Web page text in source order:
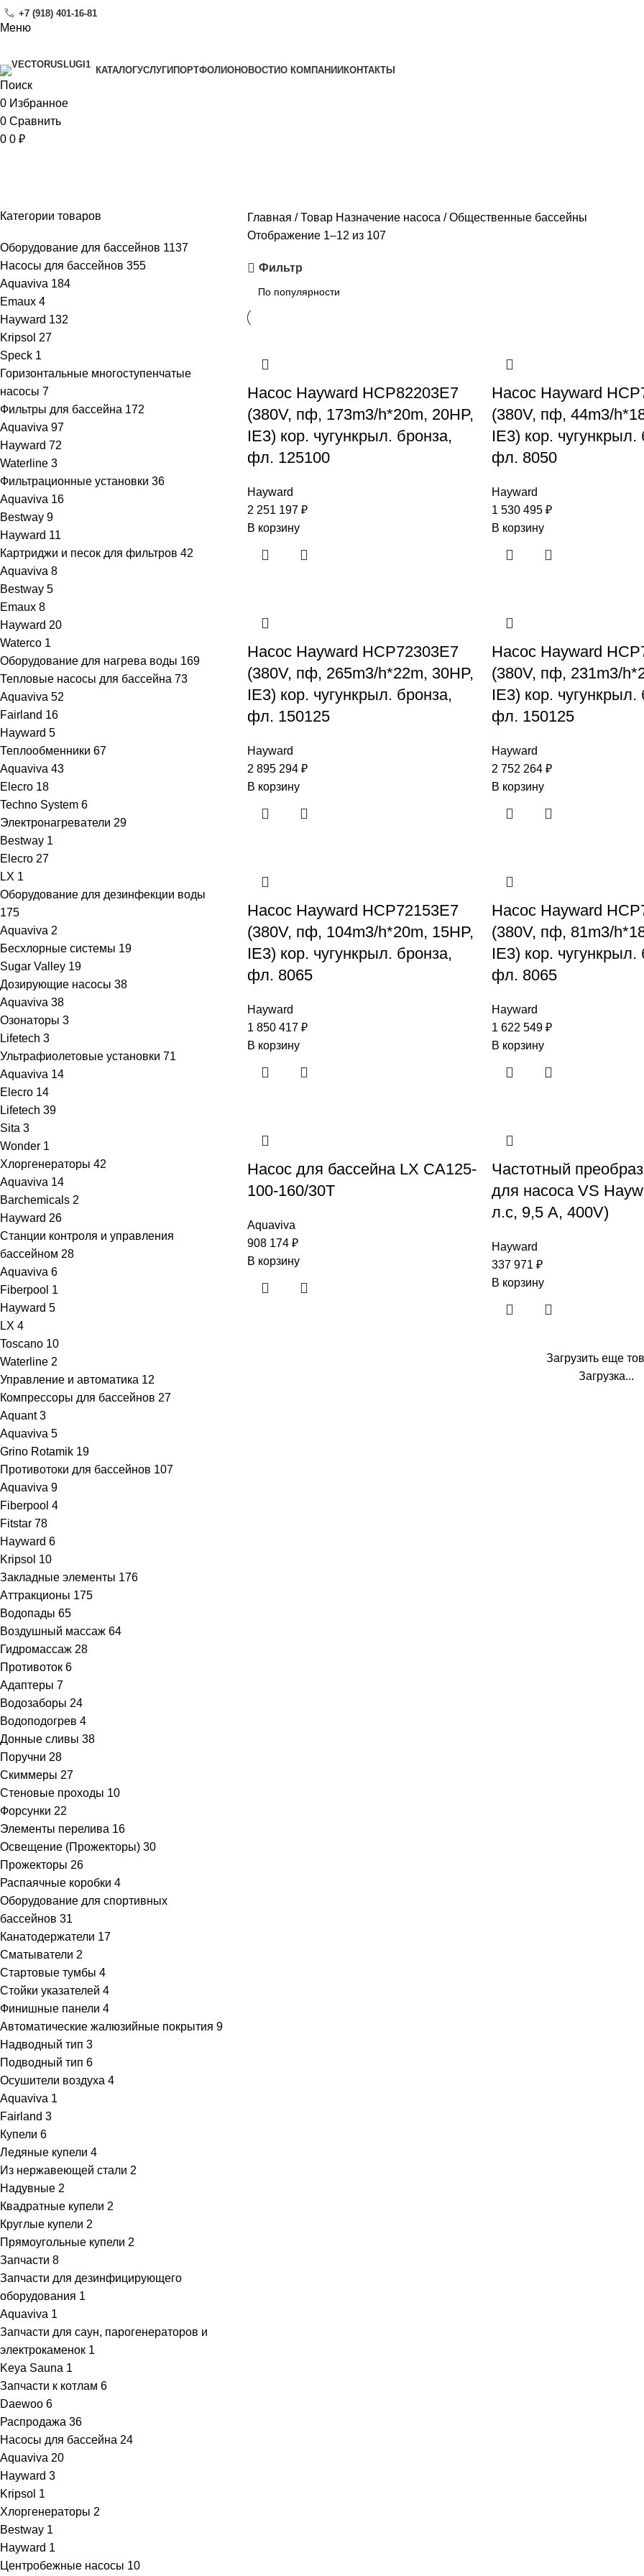
+7 (918) 401-16-81
Меню
КАТАЛОГУСЛУГИПОРТФОЛИОНОВОСТИO КОМПАНИИКОНТАКТЫ
Поиск
0 Избранное
0 Сравнить
0 0 ₽
Категории товаров
Оборудование для бассейнов 1137
Насосы для бассейнов 355
Aquaviva 184
Emaux 4
Hayward 132
Kripsol 27
Speck 1
Горизонтальные многоступенчатые
насосы 7
Фильтры для бассейна 172
Aquaviva 97
Hayward 72
Waterline 3
Фильтрационные установки 36
Aquaviva 16
Bestway 9
Hayward 11
Картриджи и песок для фильтров 42
Aquaviva 8
Bestway 5
Emaux 8
Hayward 20
Waterco 1
Оборудование для нагрева воды 169
Тепловые насосы для бассейна 73
Aquaviva 52
Fairland 16
Hayward 5
Теплообменники 67
Aquaviva 43
Elecro 18
Techno System 6
Электронагреватели 29
Bestway 1
Elecro 27
LX 1
Оборудование для дезинфекции воды
175
Aquaviva 2
Бесхлорные системы 19
Sugar Valley 19
Дозирующие насосы 38
Aquaviva 38
Озонаторы 3
Lifetech 3
Ультрафиолетовые установки 71
Aquaviva 14
Elecro 14
Lifetech 39
Sita 3
Wonder 1
Хлоргенераторы 42
Aquaviva 14
Barchemicals 2
Hayward 26
Станции контроля и управления
бассейном 28
Aquaviva 6
Fiberpool 1
Hayward 5
LX 4
Toscano 10
Waterline 2
Управление и автоматика 12
Компрессоры для бассейнов 27
Aquant 3
Aquaviva 5
Grino Rotamik 19
Противотоки для бассейнов 107
Aquaviva 9
Fiberpool 4
Fitstar 78
Hayward 6
Kripsol 10
Закладные элементы 176
Аттракционы 175
Водопады 65
Воздушный массаж 64
Гидромассаж 28
Противоток 6
Адаптеры 7
Водозаборы 24
Водоподогрев 4
Донные сливы 38
Поручни 28
Скиммеры 27
Стеновые проходы 10
Форсунки 22
Элементы перелива 16
Освещение (Прожекторы) 30
Прожекторы 26
Распаячные коробки 4
Оборудование для спортивных
бассейнов 31
Канатодержатели 17
Сматыватели 2
Стартовые тумбы 4
Стойки указателей 4
Финишные панели 4
Автоматические жалюзийные покрытия 9
Надводный тип 3
Подводный тип 6
Осушители воздуха 4
Aquaviva 1
Fairland 3
Купели 6
Ледяные купели 4
Из нержавеющей стали 2
Надувные 2
Квадратные купели 2
Круглые купели 2
Прямоугольные купели 2
Запчасти 8
Запчасти для дезинфицирующего
оборудования 1
Aquaviva 1
Запчасти для саун, парогенераторов и
электрокаменок 1
Keya Sauna 1
Запчасти к котлам 6
Daewoo 6
Распродажа 36
Насосы для бассейна 24
Aquaviva 20
Hayward 3
Kripsol 1
Хлоргенераторы 2
Bestway 1
Hayward 1
Центробежные насосы 10
Главная Товар Назначение насоса
Общественные бассейны
Отображение 1–12 из 107
Фильтр
Насос Hayward HCP82203E7
(380V, пф, 173m3/h*20m, 20HP,
IE3) кор. чугункрыл. бронза,
фл. 125100
Hayward
2 251 197 ₽
В корзину
Насос Hayward
(380V, пф, 44m3/
IE3) кор. чугункрыл.
фл. 8050
Hayward
1 530 495 ₽
В корзину
Насос Hayward HCP72303E7
(380V, пф, 265m3/h*22m, 30HP,
IE3) кор. чугункрыл. бронза,
фл. 150125
Hayward
2 895 294 ₽
В корзину
Насос Hayward
(380V, пф, 231m3/
IE3) кор. чугункрыл.
фл. 150125
Hayward
2 752 264 ₽
В корзину
Насос Hayward HCP72153E7
(380V, пф, 104m3/h*20m, 15HP,
IE3) кор. чугункрыл. бронза,
фл. 8065
Hayward
1 850 417 ₽
В корзину
Насос Hayward
(380V, пф, 81m3/
IE3) кор. чугункрыл.
фл. 8065
Hayward
1 622 549 ₽
В корзину
Насос для бассейна LX CA125-
100-160/30T
Aquaviva
908 174 ₽
В корзину
Частотный
для насоса VS
л.с, 9,5 А, 400V)
Hayward
337 971 ₽
В корзину
Загрузить еще
Загрузка...